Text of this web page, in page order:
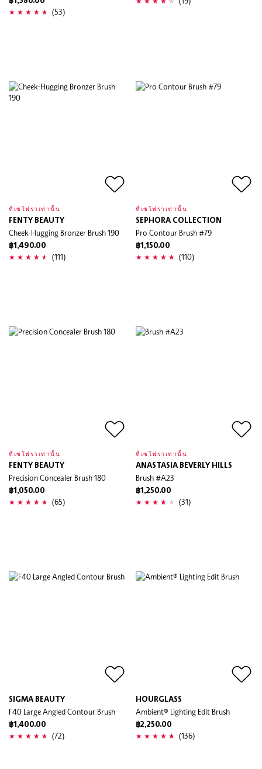
(53)
ที่เซโฟราเท่านั้น
FENTY BEAUTY
Cheek-Hugging Bronzer Brush 190
฿1,490.00
(111)
ที่เซโฟราเท่านั้น
SEPHORA COLLECTION
Pro Contour Brush #79
฿1,150.00
(110)
ที่เซโฟราเท่านั้น
FENTY BEAUTY
Precision Concealer Brush 180
฿1,050.00
(65)
ที่เซโฟราเท่านั้น
ANASTASIA BEVERLY HILLS
Brush #A23
฿1,250.00
(31)
SIGMA BEAUTY
F40 Large Angled Contour Brush
฿1,400.00
(72)
HOURGLASS
Ambient® Lighting Edit Brush
฿2,250.00
(136)